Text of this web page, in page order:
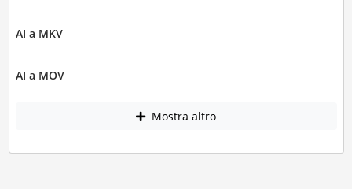
AI a MKV
AI a MOV
Mostra altro